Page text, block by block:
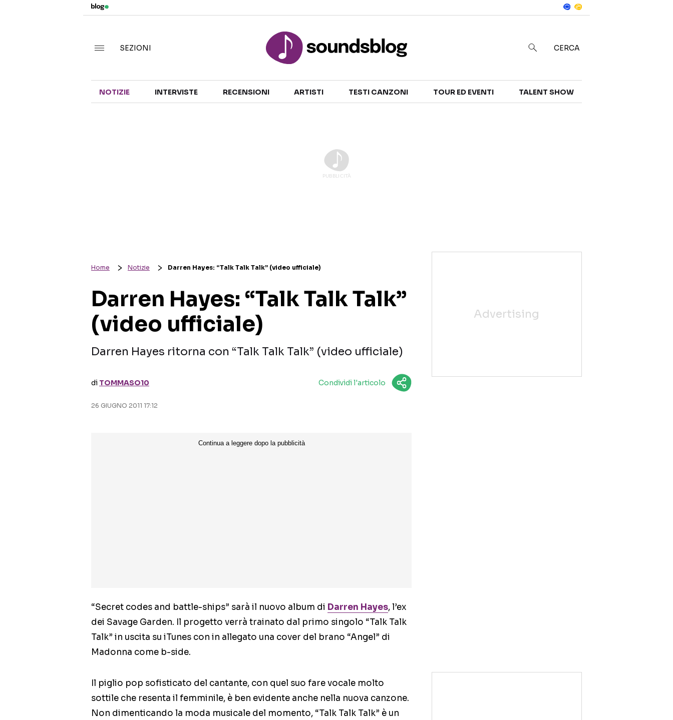
TALENT SHOW
SEZIONI CERCA
NOTIZIE INTERVISTE RECENSIONI ARTISTI TESTI CANZONI TOUR ED EVENTI TALENT SHOW
Home Notizie Darren Hayes: “Talk Talk Talk” (video ufficiale)
Darren Hayes: “Talk Talk Talk”
(video ufficiale)
Darren Hayes ritorna con “Talk Talk Talk” (video ufficiale)
di TOMMASO10 Condividi l'articolo
26 GIUGNO 2011 17:12
“Secret codes and battle-ships” sarà il nuovo album di Darren Hayes, l’ex
dei Savage Garden. Il progetto verrà trainato dal primo singolo “Talk Talk
Talk” in uscita su iTunes con in allegato una cover del brano “Angel” di
Madonna come b-side.
Il piglio pop sofisticato del cantante, con quel suo fare vocale molto
sottile che resenta il femminile, è ben evidente anche nella nuova canzone.
Non dimenticando la moda musicale del momento, “Talk Talk Talk” è un